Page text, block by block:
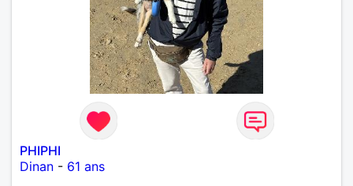
PHIPHI
Dinan - 61 ans